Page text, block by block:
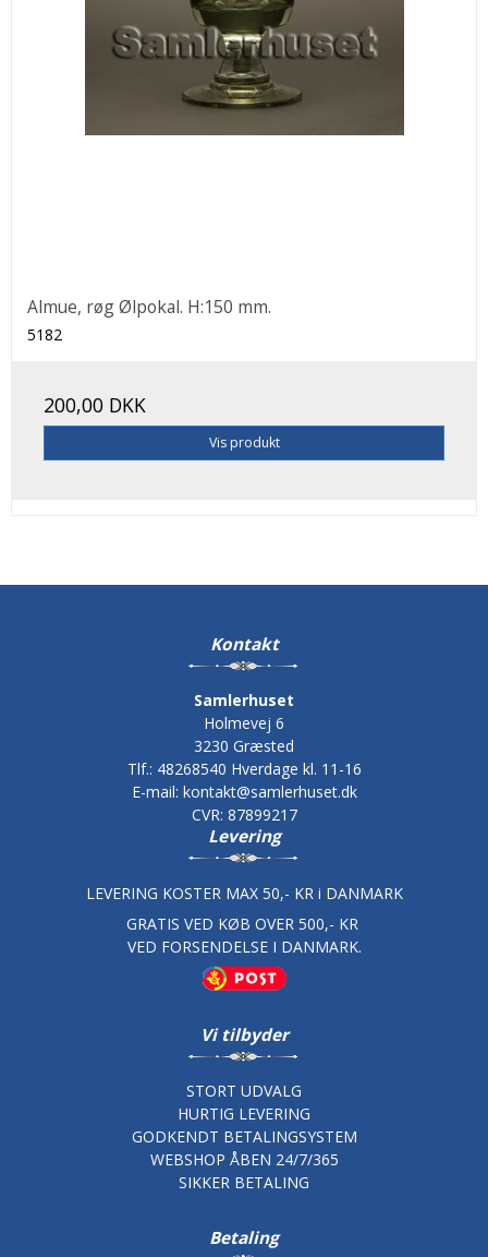
Almue, røg Ølpokal. H:150 mm.
5182
200,00 DKK
Vis produkt
Kontakt
Samlerhuset
Holmevej 6
3230 Græsted
Tlf.: 48268540 Hverdage kl. 11-16
E-mail: kontakt@samlerhuset.dk
CVR: 87899217
Levering
LEVERING KOSTER MAX 50,- KR i DANMARK
GRATIS VED KØB OVER 500,- KR
VED FORSENDELSE I DANMARK.
Vi tilbyder
STORT UDVALG
HURTIG LEVERING
GODKENDT BETALINGSYSTEM
WEBSHOP ÅBEN 24/7/365
SIKKER BETALING
Betaling